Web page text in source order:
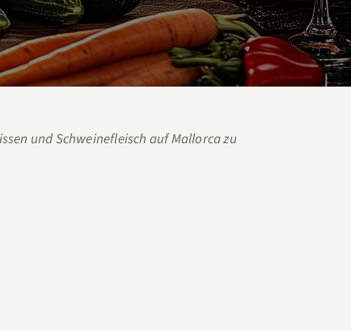
und Schweinefleisch auf Mallorca zu